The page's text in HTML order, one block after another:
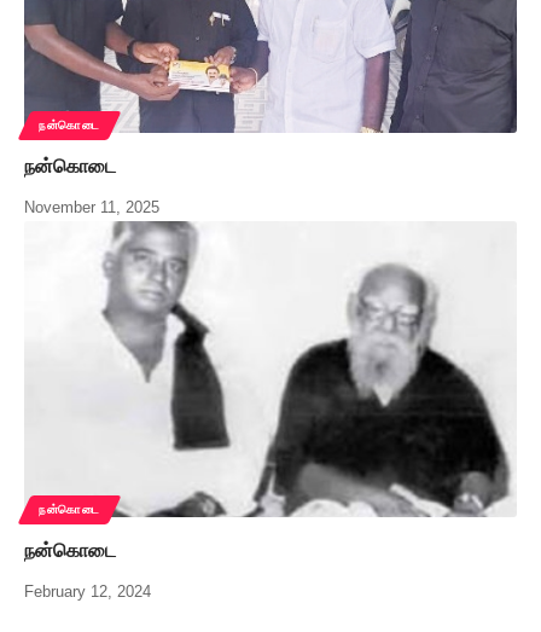
நன்கொடை
நன்கொடை
November 11, 2025
நன்கொடை
நன்கொடை
February 12, 2024